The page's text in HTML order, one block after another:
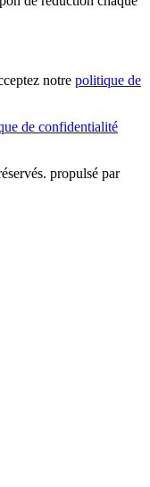
notre politique de
de confidentialité
propulsé par